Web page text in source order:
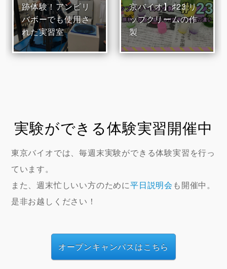
跡体験！アンビリ
バボーでも使用さ
れた実習室
京バイオ】♯23 リ
ップクリームの作
製
実験ができる体験実習開催中
東京バイオでは、毎週末実験ができる体験実習を行っ
ています。
また、週末忙しいい方のために平日説明会 も開催中。
是非お越しください！
オープンキャンパスはこちら